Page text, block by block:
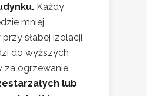
Każdy
mniej
słabej izolacji,
do wyższych
za ogrzewanie.
lub